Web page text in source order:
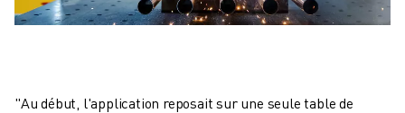
"Au début, l'application reposait sur une seule table de